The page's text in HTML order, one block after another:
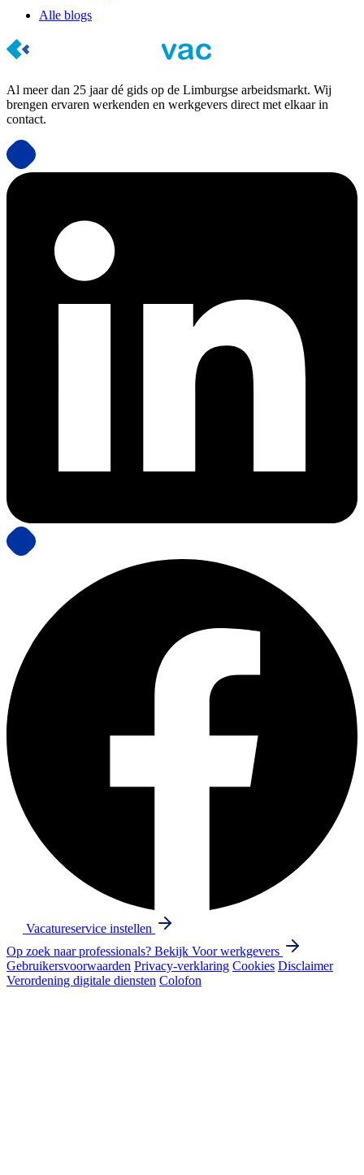
Alle blogs
Al meer dan 25 jaar dé gids op de Limburgse arbeidsmarkt. Wij
brengen ervaren werkenden en werkgevers direct met elkaar in
contact.
Vacatureservice instellen
Op zoek naar professionals? Bekijk Voor werkgevers
Gebruikersvoorwaarden Privacy-verklaring Cookies Disclaimer
Verordening digitale diensten Colofon